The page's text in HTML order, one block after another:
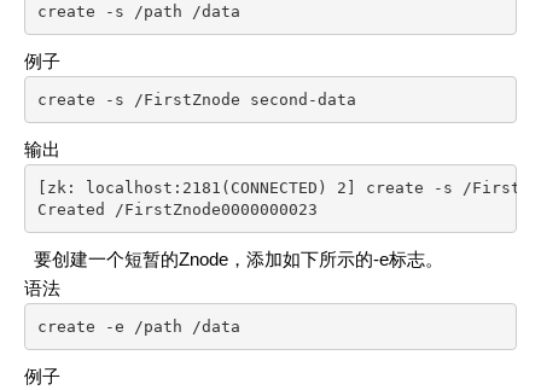
create -s /path /data
例子
create -s /FirstZnode second-data
输出
[zk: localhost:2181(CONNECTED) 2] create -s /
Created /FirstZnode0000000023
要创建一个短暂的Znode，添加如下所示的-e标志。
语法
create -e /path /data
例子